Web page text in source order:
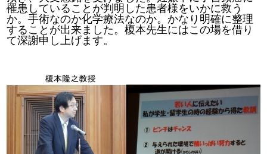
罹患していることが判明した患者様をいかに救う
か。手術なのか化学療法なのか。かなり明確に整理
することが出来ました。榎本先生にはこの場を借り
て深謝申し上げます。